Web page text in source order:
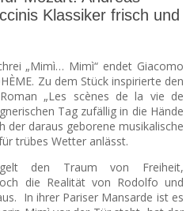
Klassiker frisch und
„Mimì… Mimì“ endet Giacomo
Zu dem Stück inspirierte den
„Les scènes de la vie de
Tag zufällig in die Hände
der daraus geborene musikalische
trübes Wetter anlässt.
den Traum von Freiheit,
die Realität von Rodolfo und
In ihrer Pariser Mansarde ist es